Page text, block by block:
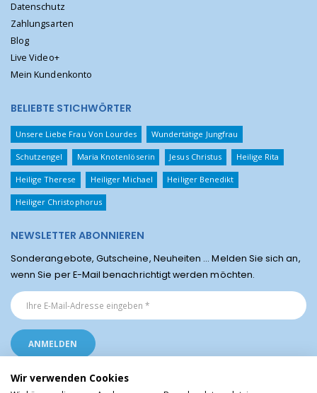
Datenschutz
Zahlungsarten
Blog
Live Video+
Mein Kundenkonto
BELIEBTE STICHWÖRTER
Unsere Liebe Frau Von Lourdes Wundertätige Jungfrau
Schutzengel Maria Knotenlöserin Jesus Christus Heilige Rita
Heilige Therese Heiliger Michael Heiliger Benedikt
Heiliger Christophorus
NEWSLETTER ABONNIEREN
Sonderangebote, Gutscheine, Neuheiten ... Melden Sie sich an,
wenn Sie per E-Mail benachrichtigt werden möchten.
Wir verwenden Cookies